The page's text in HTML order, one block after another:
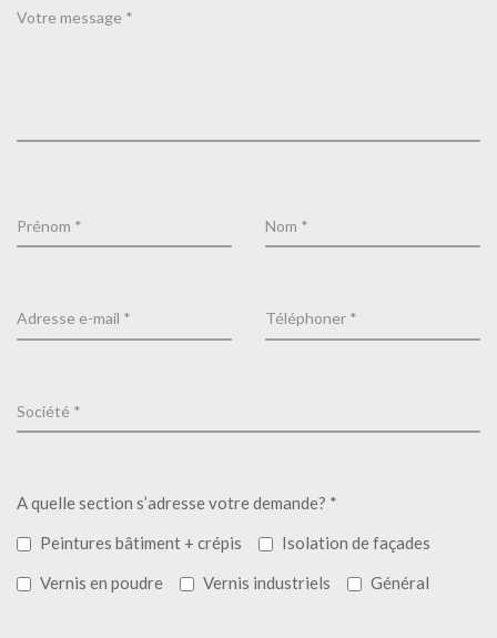
A quelle section s’adresse votre demande? *
Peintures bâtiment + crépis
Isolation de façades
Vernis en poudre
Vernis industriels Général